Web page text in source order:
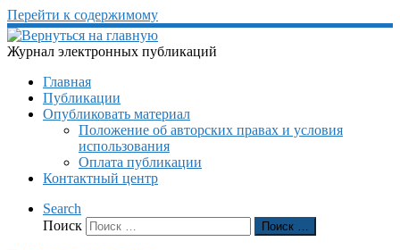
Перейти к содержимому
Журнал электронных публикаций
Главная
Публикации
Опубликовать материал
Положение об авторских правах и условия
использования
Оплата публикации
Контактный центр
Search
Поиск
Поиск …